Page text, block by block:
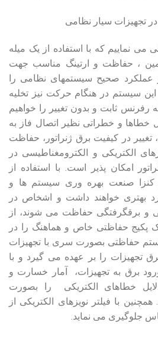
نماییم که با استفاده از یک میله
، حفاظت و ارتینگ مناسب جهت
صحیح سیستمهای نظامی را
این سیستم در هنگام حرکت نیز تخلیه
رفرنس ثابت و بدون تغییر را خواهیم
و خطراتی نظیر اتصال فاز به
تغییر در کیفیت برق ژنراتور، حفاظت
الکتریکی و الکترومغناطیسی در
امکان پذیر است. با استفاده از
کنزا صنعت بهره وری سیستم ها و
بهتری خواهند داشت و اشخاص در
و برقگرفتگی حفاظت می شوند، از
پکیج حفاظتی خاص و هماهنگ را در
حفاظتی بصورت سری با تجهیزات
تجهیزات را بر عهده می گیرد و با
برق به تجهیزات، آمار خسارت و
خطاهای الکتریکی را بصورت
با فیلتر نویزهای الکتریکی از
جلوگیری می نماید.